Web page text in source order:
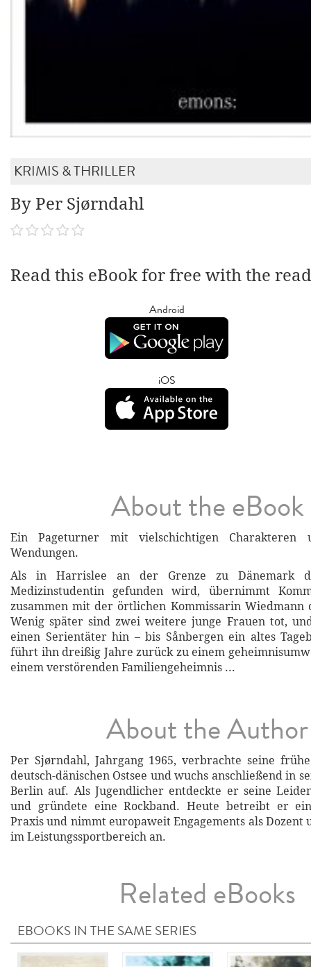
KRIMIS & THRILLER
By Per Sjørndahl
Read this eBook for free with the
Android
iOS
About the eBook
Ein Pageturner mit vielschichtigen Charakteren
Wendungen.
Als in Harrislee an der Grenze zu Dänemark
Medizinstudentin gefunden wird, übernimmt
zusammen mit der örtlichen Kommissarin Wiedmann
Wenig später sind zwei weitere junge Frauen tot,
einen Serientäter hin – bis Sånbergen ein altes
führt ihn dreißig Jahre zurück zu einem
einem verstörenden Familiengeheimnis ...
About the Author
Per Sjørndahl, Jahrgang 1965, verbrachte seine
deutsch-dänischen Ostsee und wuchs anschließend in
Berlin auf. Als Jugendlicher entdeckte er seine
und gründete eine Rockband. Heute betreibt er
Praxis und nimmt europaweit Engagements als Dozent
im Leistungssportbereich an.
Related eBooks
EBOOKS IN THE SAME SERIES